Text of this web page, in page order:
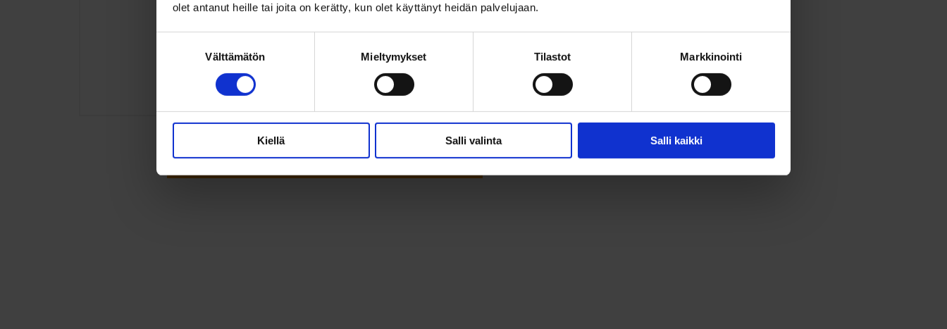
olet antanut heille tai joita on kerätty, kun olet käyttänyt heidän palvelujaan.
Välttämätön Mieltymykset Tilastot Markkinointi
Kiellä Salli valinta Salli kaikki
Lukuja voi tarkastella tarkemmin visitory dashboardissa >